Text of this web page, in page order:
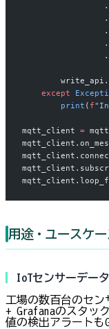
    except
        print
( f
mqtt_client =
用途・ユースケー
IoTセンサーデー
工場の数百台のセ
+ Grafanaのスタッ
値の検出アラートも